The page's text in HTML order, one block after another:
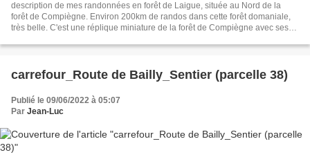
description de mes randonnées en forêt de Laigue, située au Nord de la
forêt de Compiègne. Environ 200km de randos dans cette forêt domaniale,
très belle. C'est une réplique miniature de la forêt de Compiègne avec ses
illustrée avec environ 10000 photos et les parcours de mes randonnées.
carrefour_Route de Bailly_Sentier (parcelle 38)
Publié le 09/06/2022 à 05:07
Par Jean-Luc